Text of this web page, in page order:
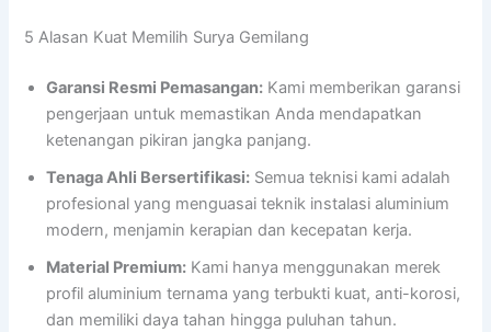
5 Alasan Kuat Memilih Surya Gemilang
Garansi Resmi Pemasangan: Kami memberikan garansi
pengerjaan untuk memastikan Anda mendapatkan
ketenangan pikiran jangka panjang.
Tenaga Ahli Bersertifikasi: Semua teknisi kami adalah
profesional yang menguasai teknik instalasi aluminium
modern, menjamin kerapian dan kecepatan kerja.
Material Premium: Kami hanya menggunakan merek
profil aluminium ternama yang terbukti kuat, anti-korosi,
dan memiliki daya tahan hingga puluhan tahun.